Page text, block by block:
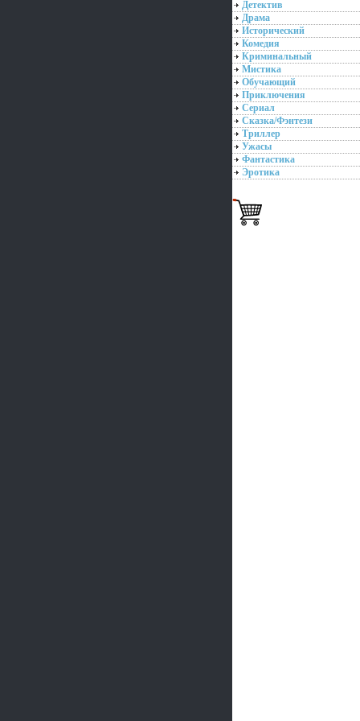
Детектив
Драма
Исторический
Комедия
Криминальный
Мистика
Обучающий
Приключения
Сериал
Сказка/Фэнтези
Триллер
Ужасы
Фантастика
Эротика